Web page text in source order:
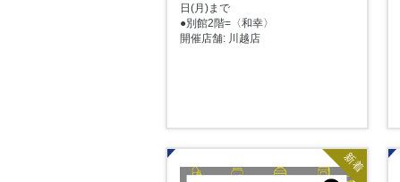
日(月)まで
●別館2階=〈和幸〉
開催店舗: 川越店
新着